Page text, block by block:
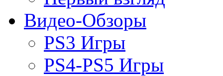
Видео-Обзоры
PS3 Игры
PS4-PS5 Игры